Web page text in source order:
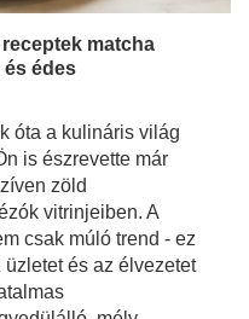
matcha
édes
óta a kulináris világ
is észrevette már
zöld
vitrinjeiben. A
csak múló trend - ez
és az élvezetet